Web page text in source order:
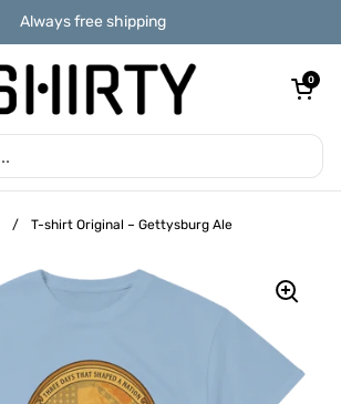
Always free shipping
Open
0
/ T-shirt Original – Gettysburg Ale